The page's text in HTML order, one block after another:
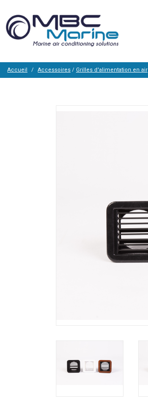
Accueil Accessoires / Grilles d'alimentation en air